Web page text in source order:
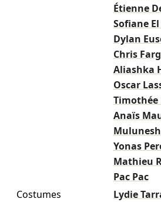
Étienne
Sofiane
Dylan
Chris
Aliashka
Oscar
Timothée
Anaïs
Mulunesh
Yonas
Mathieu
Pac Pac
Costumes
Lydie